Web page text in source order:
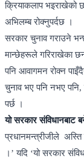
क्रियाकलाप भइराखेको
अभिलम्ब रोक्नुपर्दछ ।
सरकार चुनाव गराउने
मान्छेहरूले गरिराखेका
पनि आवागमन रोक्न
चुनाव भए पनि नभए
पर्छ ।
यो सरकार संविधानबाट
प्रधानमन्त्रीजीले अस्ति
।’ यदि ‘यो सरकार